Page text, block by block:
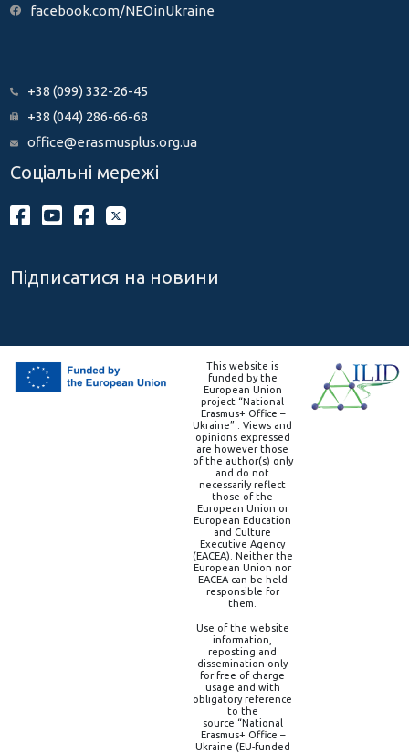
facebook.com/NEOinUkraine
+38 (099) 332-26-45
+38 (044) 286-66-68
office@erasmusplus.org.ua
Соціальні мережі
Підписатися на новини
This website is
funded by the
European Union
project “National
Erasmus+ Office –
Ukraine” . Views and
opinions expressed
are however those
of the author(s) only
and do not
necessarily reflect
those of the
European Union or
European Education
and Culture
Executive Agency
(EACEA). Neither the
European Union nor
EACEA can be held
responsible for
them.
Use of the website
information,
reposting and
dissemination only
for free of charge
usage and with
obligatory reference
to the
source “National
Erasmus+ Office –
Ukraine (EU-funded